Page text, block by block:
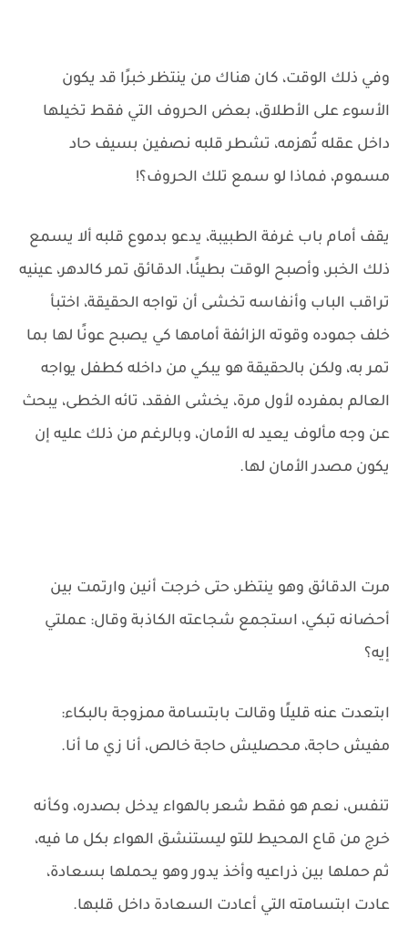
وفي ذلك الوقت، كان هناك من ينتظر خبرًا قد يكون
الأسوء على الأطلاق، بعض الحروف التي فقط تخيلها
داخل عقله تُهزمه، تشطر قلبه نصفين بسيف حاد
مسموم، فماذا لو سمع تلك الحروف؟!
يقف أمام باب غرفة الطبيبة، يدعو بدموع قلبه ألا يسمع
ذلك الخبر، وأصبح الوقت بطيئًا، الدقائق تمر كالدهر، عينيه
تراقب الباب وأنفاسه تخشى أن تواجه الحقيقة، اختبأ
خلف جموده وقوته الزائفة أمامها كي يصبح عونًا لها بما
تمر به، ولكن بالحقيقة هو يبكي من داخله كطفل يواجه
العالم بمفرده لأول مرة، يخشى الفقد، تائه الخطى، يبحث
عن وجه مألوف يعيد له الأمان، وبالرغم من ذلك عليه إن
يكون مصدر الأمان لها.
مرت الدقائق وهو ينتظر، حتى خرجت أنين وارتمت بين
أحضانه تبكي، استجمع شجاعته الكاذبة وقال: عملتي
إيه؟
ابتعدت عنه قليلًا وقالت بابتسامة ممزوجة بالبكاء:
مفيش حاجة، محصليش حاجة خالص، أنا زي ما أنا.
تنفس، نعم هو فقط شعر بالهواء يدخل بصدره، وكأنه
خرج من قاع المحيط للتو ليستنشق الهواء بكل ما فيه،
ثم حملها بين ذراعيه وأخذ يدور وهو يحملها بسعادة،
عادت ابتسامته التي أعادت السعادة داخل قلبها.